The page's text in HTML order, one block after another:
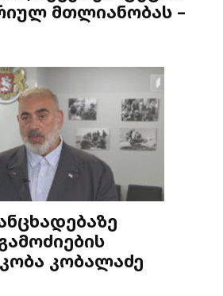
მთლიანობას –
კობალაძე